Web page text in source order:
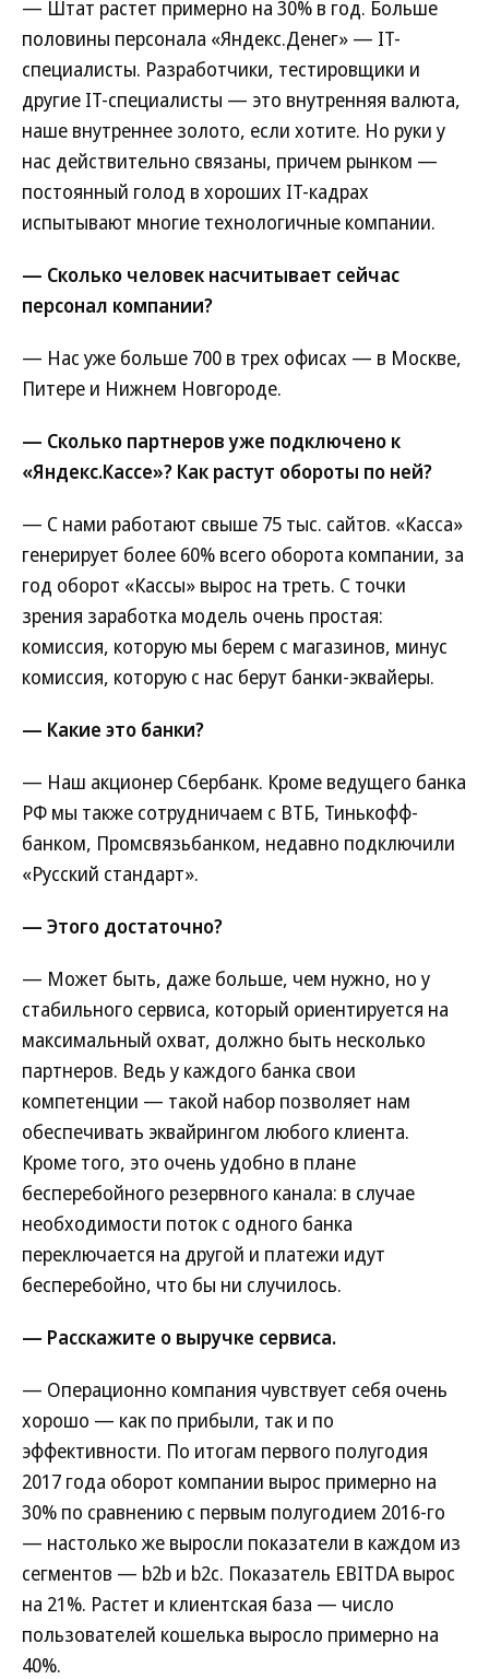
— Штат растет примерно на 30% в год. Больше
половины персонала «Яндекс.Денег» — IT-
специалисты. Разработчики, тестировщики и
другие IT-специалисты — это внутренняя валюта,
наше внутреннее золото, если хотите. Но руки у
нас действительно связаны, причем рынком —
постоянный голод в хороших IT-кадрах
испытывают многие технологичные компании.
— Сколько человек насчитывает сейчас
персонал компании?
— Нас уже больше 700 в трех офисах — в Москве,
Питере и Нижнем Новгороде.
— Сколько партнеров уже подключено к
«Яндекс.Кассе»? Как растут обороты по ней?
— С нами работают свыше 75 тыс. сайтов. «Касса»
генерирует более 60% всего оборота компании, за
год оборот «Кассы» вырос на треть. С точки
зрения заработка модель очень простая:
комиссия, которую мы берем с магазинов, минус
комиссия, которую с нас берут банки-эквайеры.
— Какие это банки?
— Наш акционер Сбербанк. Кроме ведущего банка
РФ мы также сотрудничаем с ВТБ, Тинькофф-
банком, Промсвязьбанком, недавно подключили
«Русский стандарт».
— Этого достаточно?
— Может быть, даже больше, чем нужно, но у
стабильного сервиса, который ориентируется на
максимальный охват, должно быть несколько
партнеров. Ведь у каждого банка свои
компетенции — такой набор позволяет нам
обеспечивать эквайрингом любого клиента.
Кроме того, это очень удобно в плане
бесперебойного резервного канала: в случае
необходимости поток с одного банка
переключается на другой и платежи идут
бесперебойно, что бы ни случилось.
— Расскажите о выручке сервиса.
— Операционно компания чувствует себя очень
хорошо — как по прибыли, так и по
эффективности. По итогам первого полугодия
2017 года оборот компании вырос примерно на
30% по сравнению с первым полугодием 2016-го
— настолько же выросли показатели в каждом из
сегментов — b2b и b2c. Показатель EBITDA вырос
на 21%. Растет и клиентская база — число
пользователей кошелька выросло примерно на
40%.